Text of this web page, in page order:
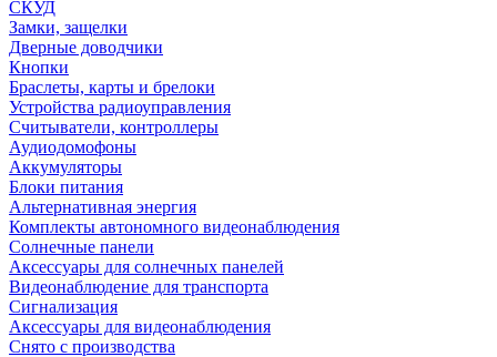
СКУД
Замки, защелки
Дверные доводчики
Кнопки
Браслеты, карты и брелоки
Устройства радиоуправления
Считыватели, контроллеры
Аудиодомофоны
Аккумуляторы
Блоки питания
Альтернативная энергия
Комплекты автономного видеонаблюдения
Солнечные панели
Аксессуары для солнечных панелей
Видеонаблюдение для транспорта
Сигнализация
Аксессуары для видеонаблюдения
Снято с производства